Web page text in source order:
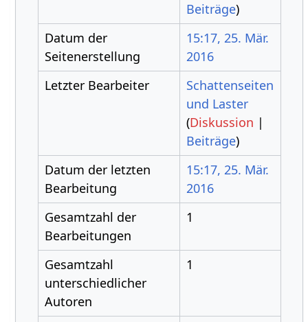
Beiträge)
Datum der
Seitenerstellung
15:17, 25. Mär.
2016
Letzter Bearbeiter
Schattenseiten
und Laster
(Diskussion |
Beiträge)
Datum der letzten
Bearbeitung
15:17, 25. Mär.
2016
Gesamtzahl der
Bearbeitungen
1
Gesamtzahl
unterschiedlicher
Autoren
1